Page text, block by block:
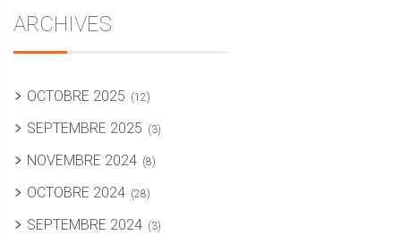
ARCHIVES
OCTOBRE 2025 (12)
SEPTEMBRE 2025 (3)
NOVEMBRE 2024 (8)
OCTOBRE 2024 (28)
SEPTEMBRE 2024 (3)